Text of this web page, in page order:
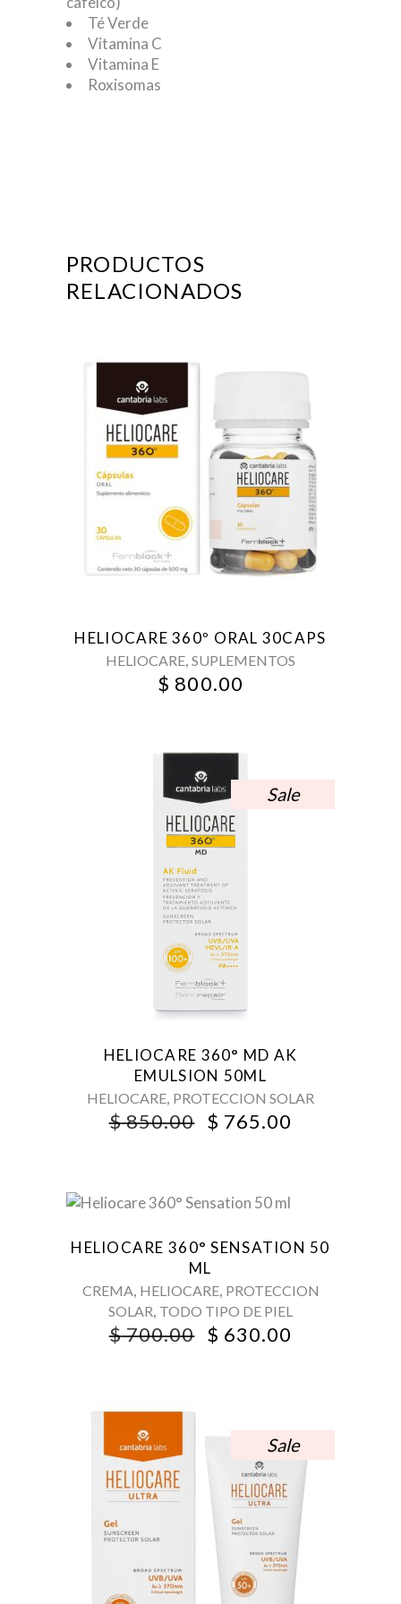
Té Verde
Vitamina C
Vitamina E
Roxisomas
PRODUCTOS
RELACIONADOS
HELIOCARE 360º ORAL 30CAPS
HELIOCARE, SUPLEMENTOS
$ 800.00
Sale
HELIOCARE 360° MD AK
EMULSION 50ML
HELIOCARE, PROTECCION SOLAR
$850.00 ORIGINAL
$ 765.00
HELIOCARE 360° SENSATION 50
ML
CREMA, HELIOCARE, PROTECCION
SOLAR, TODO TIPO DE PIEL
$700.00 ORIGINAL
$ 630.00
Sale